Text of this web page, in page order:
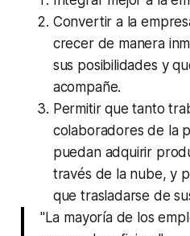
Convertir a la
crecer de manera
sus posibilidades y
acompañe.
Permitir que tanto
colaboradores de la
puedan adquirir
través de la nube, y
que trasladarse de
"La mayoría de los